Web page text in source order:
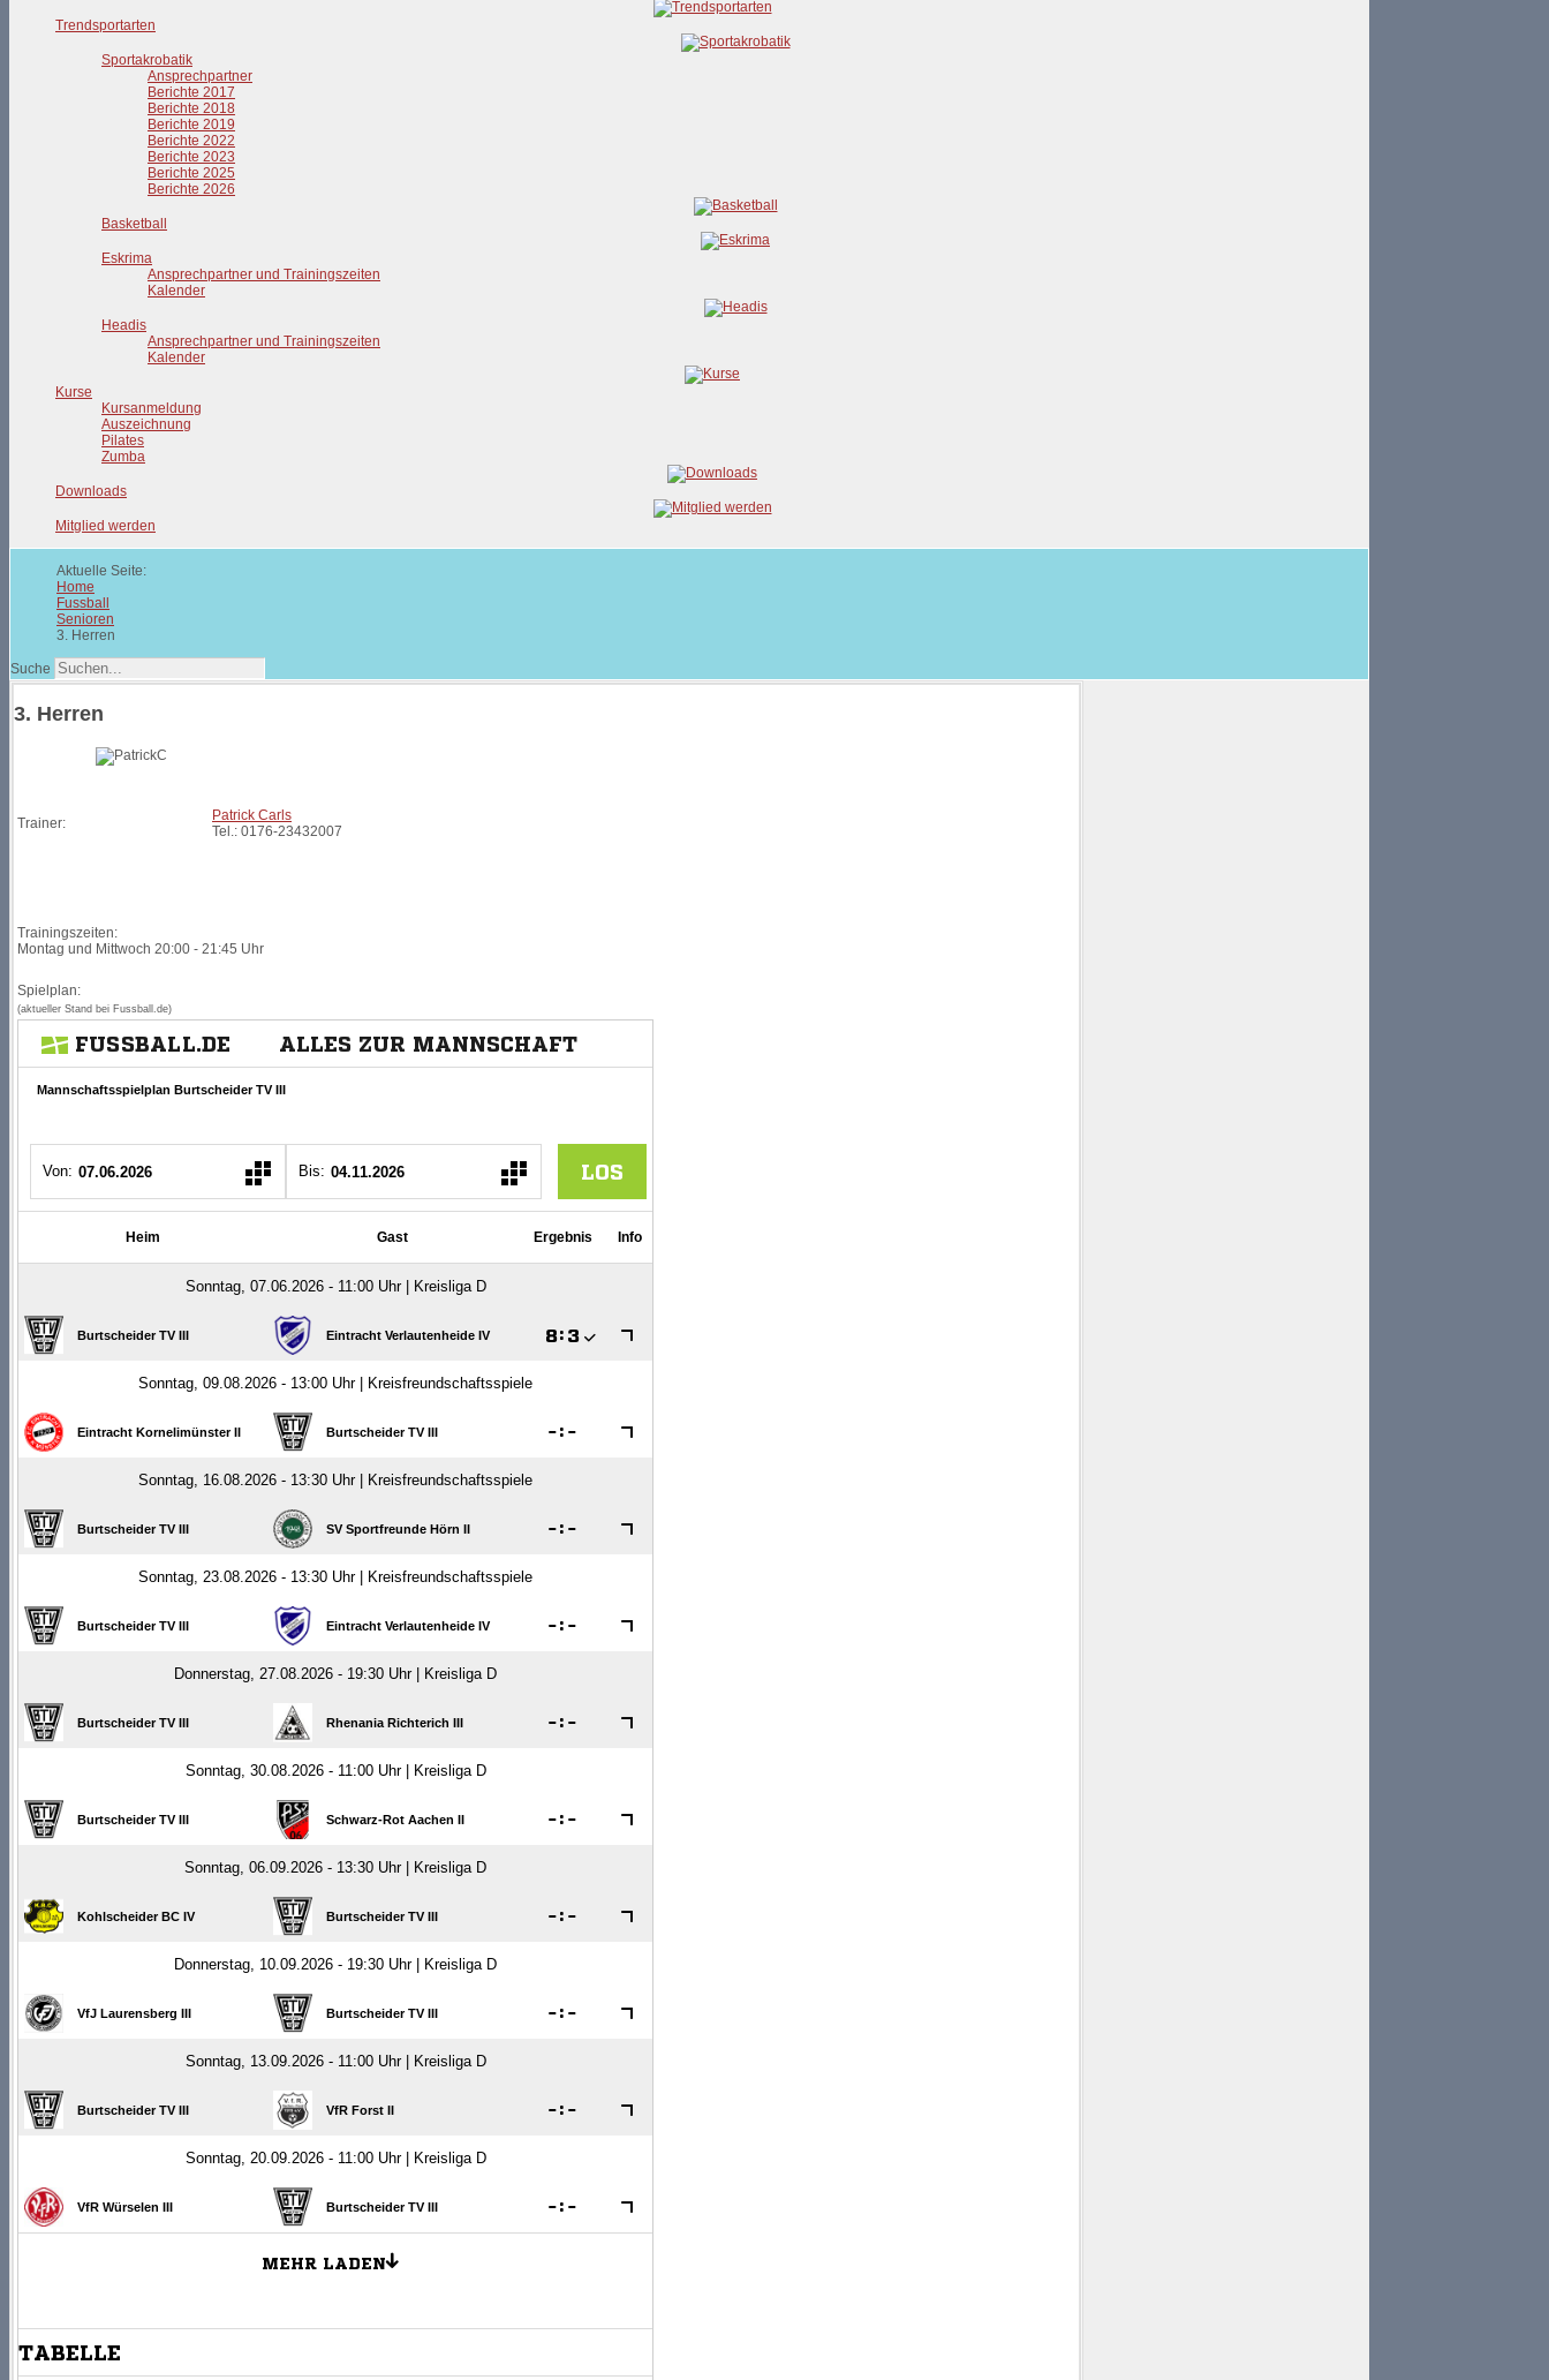
Trendsportarten
Sportakrobatik
Ansprechpartner
Berichte 2017
Berichte 2018
Berichte 2019
Berichte 2022
Berichte 2023
Berichte 2025
Berichte 2026
Basketball
Eskrima
Ansprechpartner und Trainingszeiten
Kalender
Headis
Ansprechpartner und Trainingszeiten
Kalender
Kurse
Kursanmeldung
Auszeichnung
Pilates
Zumba
Downloads
Mitglied werden
Aktuelle Seite:
Home
Fussball
Senioren
3. Herren
Suche
3. Herren
Trainer:
Patrick Carls
Tel.: 0176-23432007
Trainingszeiten:
Montag und Mittwoch 20:00 - 21:45 Uhr
Spielplan:
(aktueller Stand bei Fussball.de)